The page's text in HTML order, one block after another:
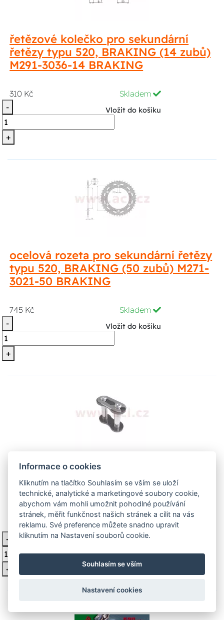
řetězové kolečko pro sekundární
řetězy typu 520, BRAKING (14 zubů)
M291-3036-14 BRAKING
310 Kč
Skladem
-
+
Vložit do košíku
ocelová rozeta pro sekundární řetězy
typu 520, BRAKING (50 zubů) M271-
3021-50 BRAKING
745 Kč
Skladem
-
+
Vložit do košíku
spojka řetězu 520ORM, ČZ - ČR
(barva černá, rozpojovací, typ CLIP)
M262-09-1B ČZ
51 Kč
Skladem
-
+
Informace o cookies
Kliknutím na tlačítko Souhlasím se vším se uloží
technické, analytické a marketingové soubory cookie,
abychom vám mohli umožnit pohodlné používání
stránek, měřit funkčnost našich stránek a cílit na vás
reklamu. Své preference můžete snadno upravit
kliknutím na Nastavení souborů cookie.
Souhlasím se vším
Nastavení cookies